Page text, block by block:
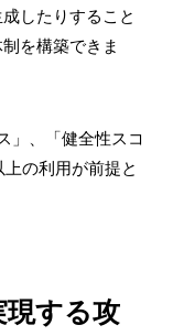
したりすること
を構築できま
」、「健全性スコ
の利用が前提と
現する攻